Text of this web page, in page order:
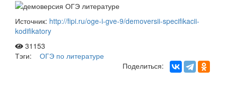
Источник: http://fipi.ru/oge-i-gve-9/demoversii-specifikacii-
kodifikatory
31153
Тэги:
ОГЭ по литературе
Поделиться: